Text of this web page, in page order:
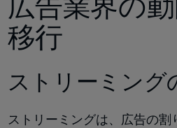
移行
ストリーミング
ストリーミングは、広告の